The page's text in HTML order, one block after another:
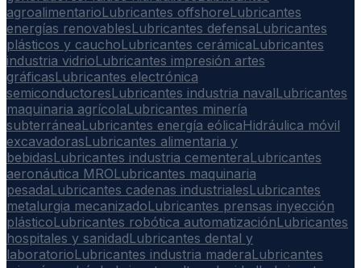
agroalimentarioLubricantes offshoreLubricantes
energías renovablesLubricantes defensaLubricantes
plásticos y cauchoLubricantes cerámicaLubricantes
industria vidrioLubricantes impresión artes
gráficasLubricantes electrónica
semiconductoresLubricantes industria navalLubricantes
maquinaria agrícolaLubricantes minería
subterráneaLubricantes energía eólicaHidráulica móvil
excavadorasLubricantes alimentaria y
bebidasLubricantes industria cementeraLubricantes
aeronáutica MROLubricantes maquinaria
pesadaLubricantes cadenas industrialesLubricantes
metalurgia mecanizadoLubricantes prensas inyección
plásticoLubricantes robótica automatizaciónLubricantes
hospitales y sanidadLubricantes dental y
laboratorioLubricantes industria maderaLubricantes